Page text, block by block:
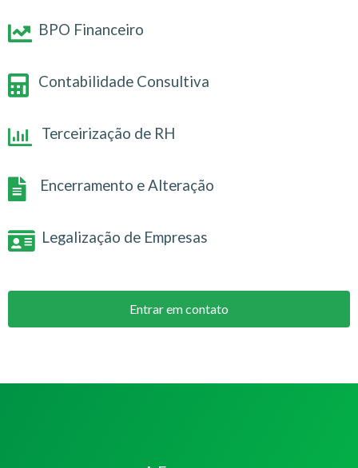
BPO Financeiro
Contabilidade Consultiva
Terceirização de RH
Encerramento e Alteração
Legalização de Empresas
Entrar em contato